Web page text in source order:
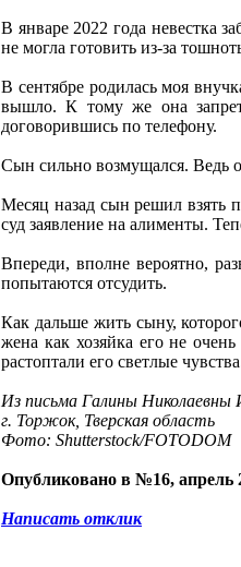
В январе 2022 года невестка
не могла готовить из-за
В сентябре родилась моя
вышло. К тому же она
договорившись по телефону.
Сын сильно возмущался. Ведь
Месяц назад сын решил взять
суд заявление на алименты.
Впереди, вполне вероятно,
попытаются отсудить.
Как дальше жить сыну,
жена как хозяйка его не
растоптали его светлые
Из письма Галины Николаевны
г. Торжок, Тверская область
Фото: Shutterstock/FOTODOM
Опубликовано в №16, апрель
Написать отклик